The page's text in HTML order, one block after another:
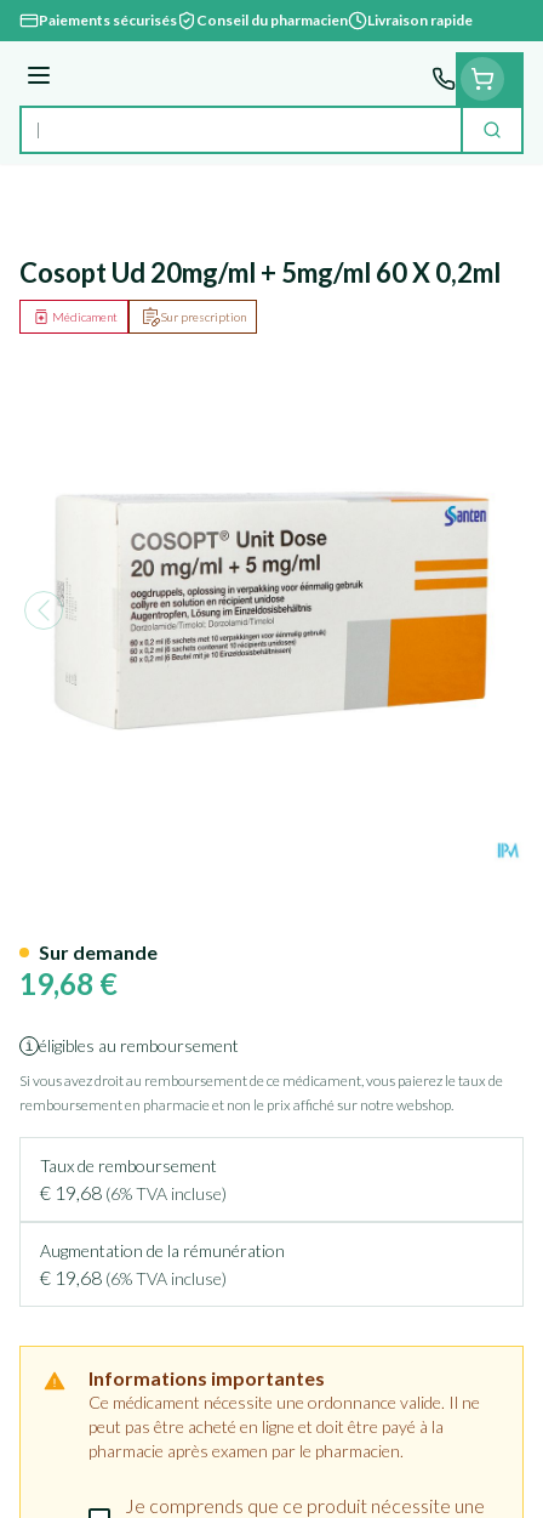
Aller au contenu
Paiements sécurisés Conseil du pharmacien Livraison rapide
Menu
Rechercher
Cosopt Ud 20mg/ml + 5mg/ml 60 X 0,2ml
Sur prescription
Médicament
19,68 €
éligibles au remboursement
Si vous avez droit au remboursement de ce médicament, vous paierez le taux de
remboursement en pharmacie et non le prix affiché sur notre webshop.
Taux de remboursement
€ 19,68 (6% TVA incluse)
Augmentation de la rémunération
€ 19,68 (6% TVA incluse)
Informations importantes
Ce médicament nécessite une ordonnance valide. Il ne
peut pas être acheté en ligne et doit être payé à la
pharmacie après examen par le pharmacien.
Je comprends que ce produit nécessite une
Sur demande